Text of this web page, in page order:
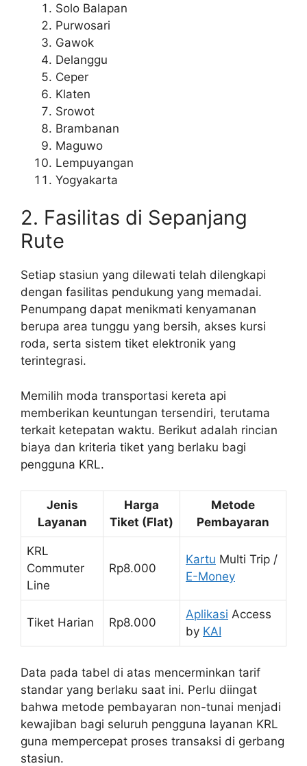
Solo Balapan
Purwosari
Gawok
Delanggu
Ceper
Klaten
Srowot
Brambanan
Maguwo
Lempuyangan
Yogyakarta
2. Fasilitas di Sepanjang
Rute
Setiap stasiun yang dilewati telah dilengkapi
dengan fasilitas pendukung yang memadai.
Penumpang dapat menikmati kenyamanan
berupa area tunggu yang bersih, akses kursi
roda, serta sistem tiket elektronik yang
terintegrasi.
Memilih moda transportasi kereta api
memberikan keuntungan tersendiri, terutama
terkait ketepatan waktu. Berikut adalah rincian
biaya dan kriteria tiket yang berlaku bagi
pengguna KRL.
Jenis
Layanan
Harga
Tiket (Flat)
Metode
Pembayaran
KRL
Commuter
Line
Rp8.000
Kartu Multi Trip /
E-Money
Tiket Harian Rp8.000
Aplikasi Access
by KAI
Data pada tabel di atas mencerminkan tarif
standar yang berlaku saat ini. Perlu diingat
bahwa metode pembayaran non-tunai menjadi
kewajiban bagi seluruh pengguna layanan KRL
guna mempercepat proses transaksi di gerbang
stasiun.